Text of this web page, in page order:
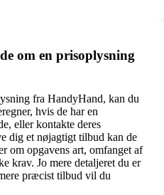
om en prisoplysning
fra HandyHand, kan du
hvis de har en
eller kontakte deres
dig et nøjagtigt tilbud kan de
om opgavens art, omfanget af
krav. Jo mere detaljeret du er
præcist tilbud vil du